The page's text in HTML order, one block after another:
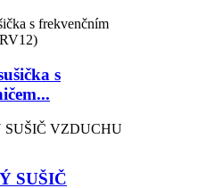
s
SUŠIČ